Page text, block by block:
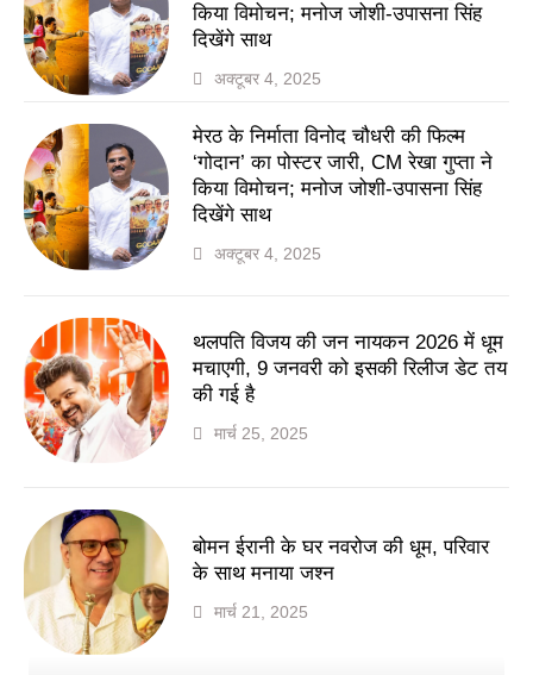
किया विमोचन; मनोज जोशी-उपासना सिंह
दिखेंगे साथ
अक्टूबर 4, 2025
मेरठ के निर्माता विनोद चौधरी की फिल्म
‘गोदान’ का पोस्टर जारी, CM रेखा गुप्ता ने
किया विमोचन; मनोज जोशी-उपासना सिंह
दिखेंगे साथ
अक्टूबर 4, 2025
थलपति विजय की जन नायकन 2026 में धूम
मचाएगी, 9 जनवरी को इसकी रिलीज डेट तय
की गई है
मार्च 25, 2025
बोमन ईरानी के घर नवरोज की धूम, परिवार
के साथ मनाया जश्न
मार्च 21, 2025